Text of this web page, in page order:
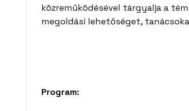
közreműködésével tárgyalja a
megoldási lehetőséget,
Program: